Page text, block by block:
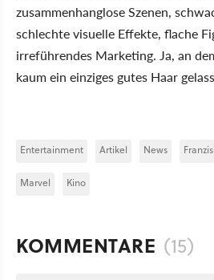
zusammenhanglose Szenen,
schlechte visuelle Effekte, flache
irreführendes Marketing. Ja, an
kaum ein einziges gutes Haar
Entertainment Artikel News
Marvel Kino
KOMMENTARE (15)